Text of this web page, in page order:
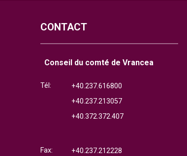
CONTACT
Conseil du comté de Vrancea
Tél:
+40.237.616800
+40.237.213057
+40.372.372.407
Fax:
+40.237.212228